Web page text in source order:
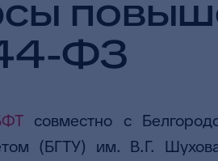
ФЗ
совместно с
(БГТУ) им. В.Г.